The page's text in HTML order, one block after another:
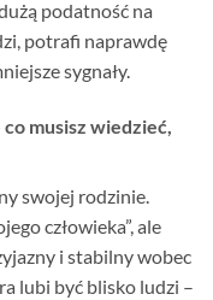
podatność na
potrafi naprawdę
sygnały.
musisz wiedzieć,
swojej rodzinie.
człowieka”, ale
i stabilny wobec
lubi być blisko ludzi –